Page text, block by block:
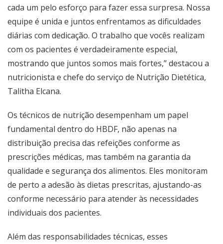
cada um pelo esforço para fazer essa surpresa. Nossa
equipe é unida e juntos enfrentamos as dificuldades
diárias com dedicação. O trabalho que vocês realizam
com os pacientes é verdadeiramente especial,
mostrando que juntos somos mais fortes,” destacou a
nutricionista e chefe do serviço de Nutrição Dietética,
Talitha Elcana.
Os técnicos de nutrição desempenham um papel
fundamental dentro do HBDF, não apenas na
distribuição precisa das refeições conforme as
prescrições médicas, mas também na garantia da
qualidade e segurança dos alimentos. Eles monitoram
de perto a adesão às dietas prescritas, ajustando-as
conforme necessário para atender às necessidades
individuais dos pacientes.
Além das responsabilidades técnicas, esses